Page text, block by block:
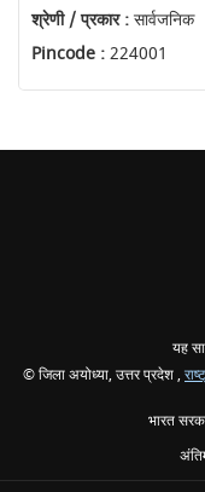
श्रेणी / प्रकार :सार्वजनिक
Pincode :224001
यह
© जिला अयोध्या, उत्तर प्रदेश ,
भारत